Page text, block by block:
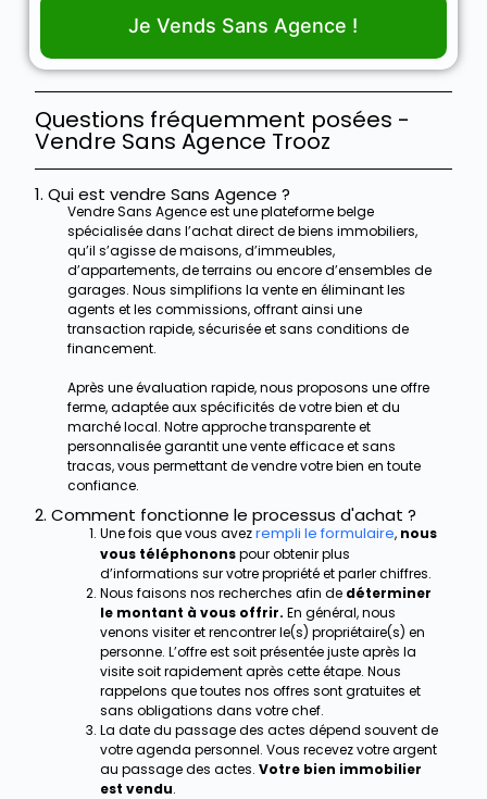
Je Vends Sans Agence !
Questions fréquemment posées -
Vendre Sans Agence Trooz
1. Qui est vendre Sans Agence ?
Vendre Sans Agence est une plateforme belge
spécialisée dans l’achat direct de biens immobiliers,
qu’il s’agisse de maisons, d’immeubles,
d’appartements, de terrains ou encore d’ensembles de
garages. Nous simplifions la vente en éliminant les
agents et les commissions, offrant ainsi une
transaction rapide, sécurisée et sans conditions de
financement.
Après une évaluation rapide, nous proposons une offre
ferme, adaptée aux spécificités de votre bien et du
marché local. Notre approche transparente et
personnalisée garantit une vente efficace et sans
tracas, vous permettant de vendre votre bien en toute
confiance.
2. Comment fonctionne le processus d'achat ?
Une fois que vous avezrempli le formulaire, nous
vous téléphononspour obtenir plus
d’informations sur votre propriété et parler chiffres.
Nous faisons nos recherches afin de déterminer
le montant à vous offrir. En général, nous
venons visiter et rencontrer le(s) propriétaire(s) en
personne. L’offre est soit présentée juste après la
visite soit rapidement après cette étape. Nous
rappelons que toutes nos offres sont gratuites et
sans obligations dans votre chef.
La date du passage des actes dépend souvent de
votre agenda personnel. Vous recevez votre argent
au passage des actes. Votre bien immobilier
est vendu.